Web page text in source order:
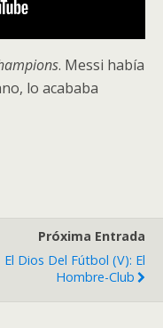
. Messi había
lo acababa
Próxima Entrada
El Dios Del Fútbol (V): El
Hombre-Club